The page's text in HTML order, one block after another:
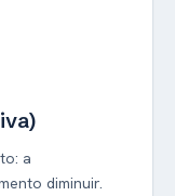
a
diminuir.